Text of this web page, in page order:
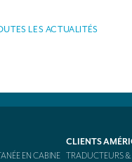
LES ACTUALITÉS
EN CABINE
CLIENTS
TRADUCTEURS &